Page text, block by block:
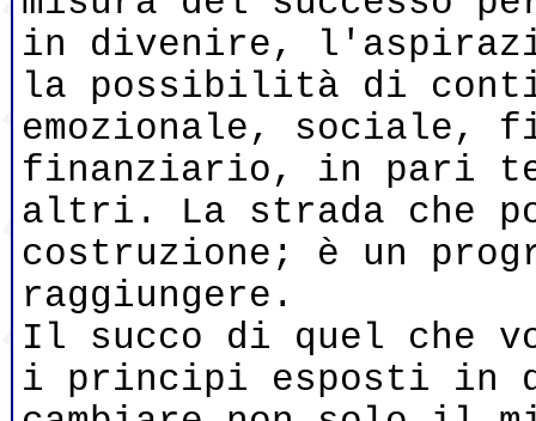
in divenire,
la possibilità di
emozionale,
finanziario, in pari
altri. La strada che
costruzione; è un
raggiungere.
Il succo di quel che
i principi esposti in